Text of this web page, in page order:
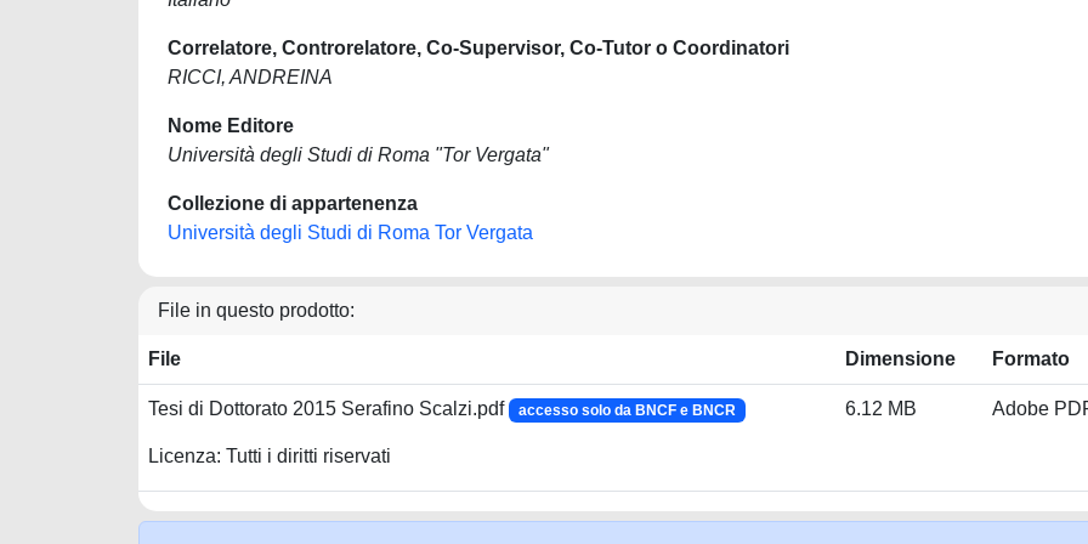
Correlatore, Controrelatore, Co-Supervisor, Co-Tutor o Coordinatori
RICCI, ANDREINA
Nome Editore
Università degli Studi di Roma "Tor Vergata"
Collezione di appartenenza
Università degli Studi di Roma Tor Vergata
File in questo prodotto:
File Dimensione Formato
Tesi di Dottorato 2015 Serafino Scalzi.pdf accesso solo da BNCF e BNCR
Licenza: Tutti i diritti riservati
6.12 MB Adobe